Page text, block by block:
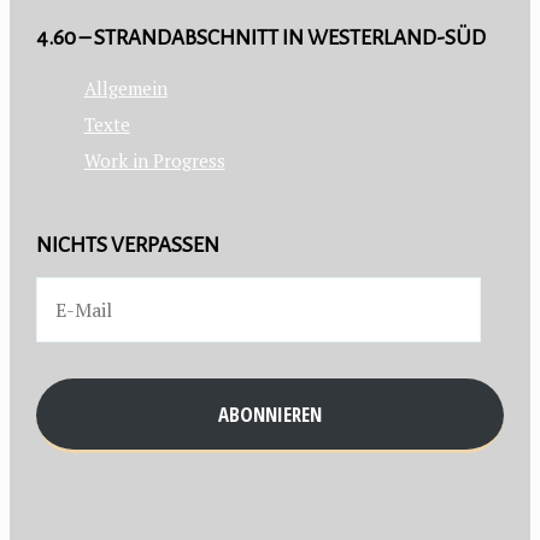
4.60 – STRANDABSCHNITT IN WESTERLAND-SÜD
Allgemein
Texte
Work in Progress
NICHTS VERPASSEN
ABONNIEREN